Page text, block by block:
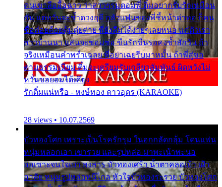
คนเขาลืออื้อฉาว ว่าสาวๆรุมตอมพี่ ติ๋มอยากรับรักเหมือน
กัน แต่หวั่นจะช้ำดวงฤดี กลัวแฟนของพี่ชี้หน้าด่าทอ ก็คน
ชื่อต๋อยต้อยตุ้มตุ๋ยต่าย พี่ยังลืมได้ง่ายๆเลยหนอ แค่ตัวเรา
สาวบ้านนา แสนจะซอมซ่อ ขืนรักขืนรอคงช้ำสักวัน ถ้า
จริงเหมือนคำพร่ำเฉลย พี่อย่าเฉยรีบมาหมั้น ถ้าพี่สู่ขอ
ตามธรรมเนียม ติ๋มจะเตรียมรับเกลียวสัมพันธ์ ผิดหวังไม่
หวั่นขอยอมได้เคียง
รักติ๋มแน่หรือ - หงษ์ทอง ดาวอุดร (KARAOKE)
28 views • 10.07.2569
บัวทองโศก เพราะเป็นโรครักรุม ในอกกลัดกลุ้ม โดนแฟน
หนุ่มหลอกเอา เขารวย และรูปหล่อ มาพะเน้าพะนอ
ออเซาะจนใจเบา สงสาร บัวทองเศร้า น้ำตาคลอเบ้า เฝ้า
อาลัย หนุ่มรูปหล่อหนีไกล หัวใจบัวทองระรวย บัวทองโศก